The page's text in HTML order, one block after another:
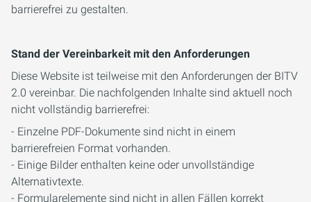
barrierefrei zu gestalten.
Stand der Vereinbarkeit mit den Anforderungen
Diese Website ist teilweise mit den Anforderungen der BITV
2.0 vereinbar. Die nachfolgenden Inhalte sind aktuell noch
nicht vollständig barrierefrei:
- Einzelne PDF-Dokumente sind nicht in einem
barrierefreien Format vorhanden.
- Einige Bilder enthalten keine oder unvollständige
Alternativtexte.
- Formularelemente sind nicht in allen Fällen korrekt